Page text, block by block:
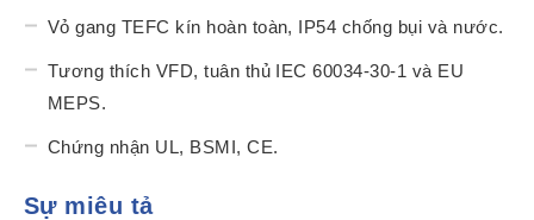
Vỏ gang TEFC kín hoàn toàn, IP54 chống bụi và nước.
Tương thích VFD, tuân thủ IEC 60034-30-1 và EU
MEPS.
Chứng nhận UL, BSMI, CE.
Sự miêu tả